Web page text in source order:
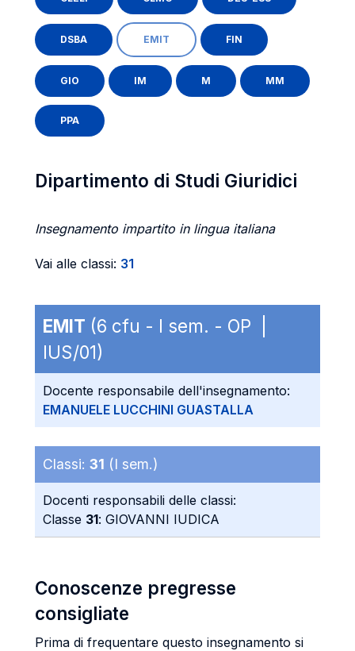
DSBA EMIT FIN
GIO IM M MM
PPA
Dipartimento di Studi Giuridici
Insegnamento impartito in lingua italiana
Vai alle classi: 31
EMIT (6 cfu - I sem. - OP |
IUS/01)
Docente responsabile dell'insegnamento:
EMANUELE LUCCHINI GUASTALLA
Classi: 31 (I sem.)
Docenti responsabili delle classi:
Classe 31: GIOVANNI IUDICA
Conoscenze pregresse
consigliate
Prima di frequentare questo insegnamento si